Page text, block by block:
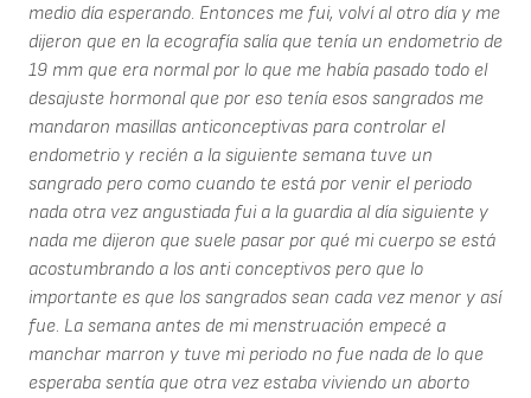
medio día esperando. Entonces me fui, volví al otro día y me
dijeron que en la ecografía salía que tenía un endometrio de
19 mm que era normal por lo que me había pasado todo el
desajuste hormonal que por eso tenía esos sangrados me
mandaron masillas anticonceptivas para controlar el
endometrio y recién a la siguiente semana tuve un
sangrado pero como cuando te está por venir el periodo
nada otra vez angustiada fui a la guardia al día siguiente y
nada me dijeron que suele pasar por qué mi cuerpo se está
acostumbrando a los anti conceptivos pero que lo
importante es que los sangrados sean cada vez menor y así
fue. La semana antes de mi menstruación empecé a
manchar marron y tuve mi periodo no fue nada de lo que
esperaba sentía que otra vez estaba viviendo un aborto